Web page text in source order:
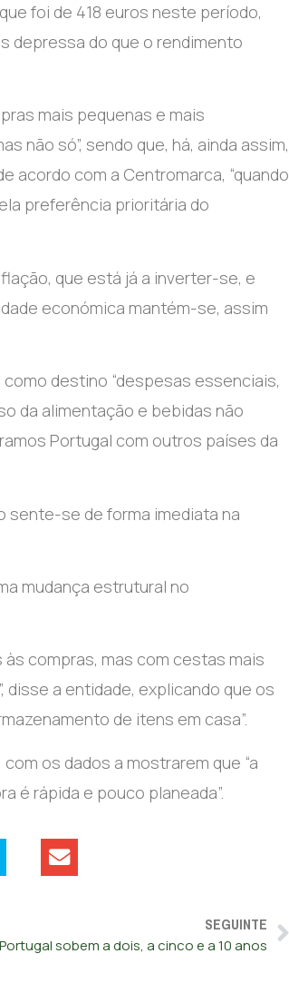
foi de 418 euros neste período,
depressa do que o rendimento
mais pequenas e mais
não só”, sendo que, há, ainda assim,
acordo com a Centromarca, “quando
preferência prioritária do
que está já a inverter-se, e
económica mantém-se, assim
destino “despesas essenciais,
da alimentação e bebidas não
Portugal com outros países da
sente-se de forma imediata na
mudança estrutural no
às compras, mas com cestas mais
disse a entidade, explicando que os
de itens em casa”.
os dados a mostrarem que “a
é rápida e pouco planeada”.
SEGUINTE
sobem a dois, a cinco e a 10 anos